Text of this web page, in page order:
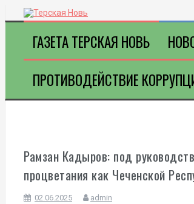
е
о
ГАЗЕТА ТЕРСКАЯ НОВЬ
ПРОТИВОДЕЙСТВИЕ
Рамзан Кадыров: под
процветания как Чеченской
02.06.2025 admin